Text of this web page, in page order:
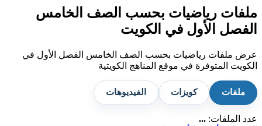
ملفات رياضيات بحسب الصف الخامس
الفصل الأول في الكويت
عرض ملفات رياضيات بحسب الصف الخامس الفصل الأول في
الكويت المتوفرة في موقع المناهج الكويتية
ملفات كويزات الفيديوهات
عدد الملفات: ...